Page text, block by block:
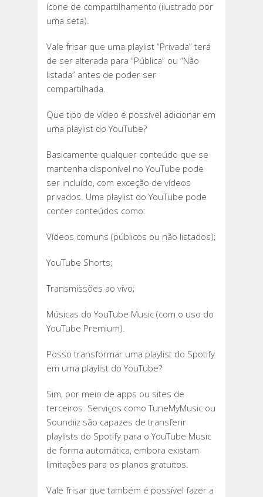
ícone de compartilhamento (ilustrado por
uma seta).
Vale frisar que uma playlist “Privada” terá
de ser alterada para “Pública” ou “Não
listada” antes de poder ser
compartilhada.
Que tipo de vídeo é possível adicionar em
uma playlist do YouTube?
Basicamente qualquer conteúdo que se
mantenha disponível no YouTube pode
ser incluído, com exceção de vídeos
privados. Uma playlist do YouTube pode
conter conteúdos como:
Vídeos comuns (públicos ou não listados);
YouTube Shorts;
Transmissões ao vivo;
Músicas do YouTube Music (com o uso do
YouTube Premium).
Posso transformar uma playlist do Spotify
em uma playlist do YouTube?
Sim, por meio de apps ou sites de
terceiros. Serviços como TuneMyMusic ou
Soundiiz são capazes de transferir
playlists do Spotify para o YouTube Music
de forma automática, embora existam
limitações para os planos gratuitos.
Vale frisar que também é possível fazer a